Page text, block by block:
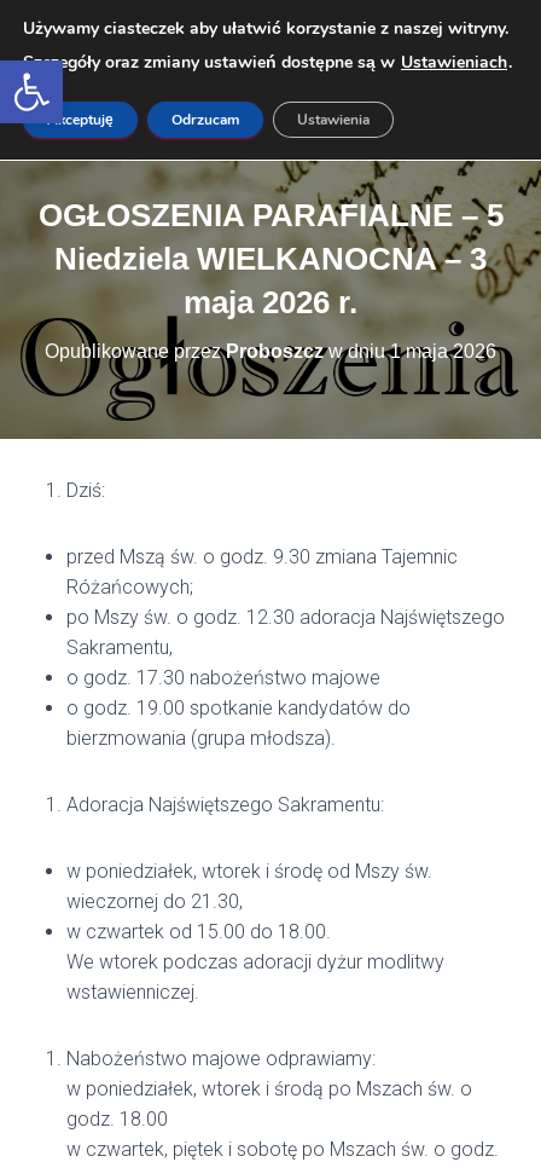
Open toolbar
OGŁOSZENIA PARAFIALNE – 5
Niedziela WIELKANOCNA – 3
maja 2026 r.
Opublikowane przezProboszczw dniu1 maja 2026
Dziś:
przed Mszą św. o godz. 9.30 zmiana Tajemnic
Różańcowych;
po Mszy św. o godz. 12.30 adoracja Najświętszego
Sakramentu,
o godz. 17.30 nabożeństwo majowe
o godz. 19.00 spotkanie kandydatów do
bierzmowania (grupa młodsza).
Adoracja Najświętszego Sakramentu:
w poniedziałek, wtorek i środę od Mszy św.
wieczornej do 21.30,
w czwartek od 15.00 do 18.00.
We wtorek podczas adoracji dyżur modlitwy
wstawienniczej.
Nabożeństwo majowe odprawiamy:
w poniedziałek, wtorek i środą po Mszach św. o
godz. 18.00
w czwartek, piętek i sobotę po Mszach św. o godz.
Używamy ciasteczek aby ułatwić korzystanie z naszej witryny.
Szczegóły oraz zmiany ustawień dostępne są w Ustawieniach.
Akceptuję Odrzucam Ustawienia